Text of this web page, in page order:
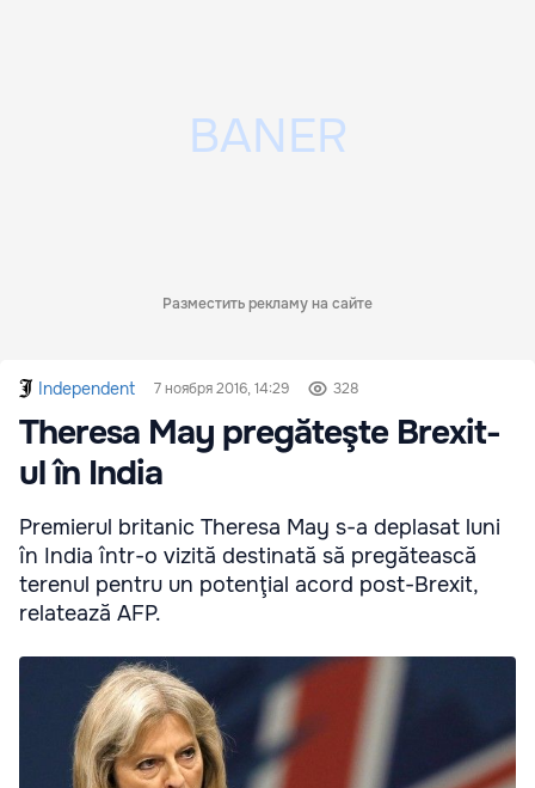
Разместить рекламу на сайте
Independent 7 ноября 2016, 14:29 328
Theresa May pregăteşte Brexit-
ul în India
Premierul britanic Theresa May s-a deplasat luni
în India într-o vizită destinată să pregătească
terenul pentru un potenţial acord post-Brexit,
relatează AFP.